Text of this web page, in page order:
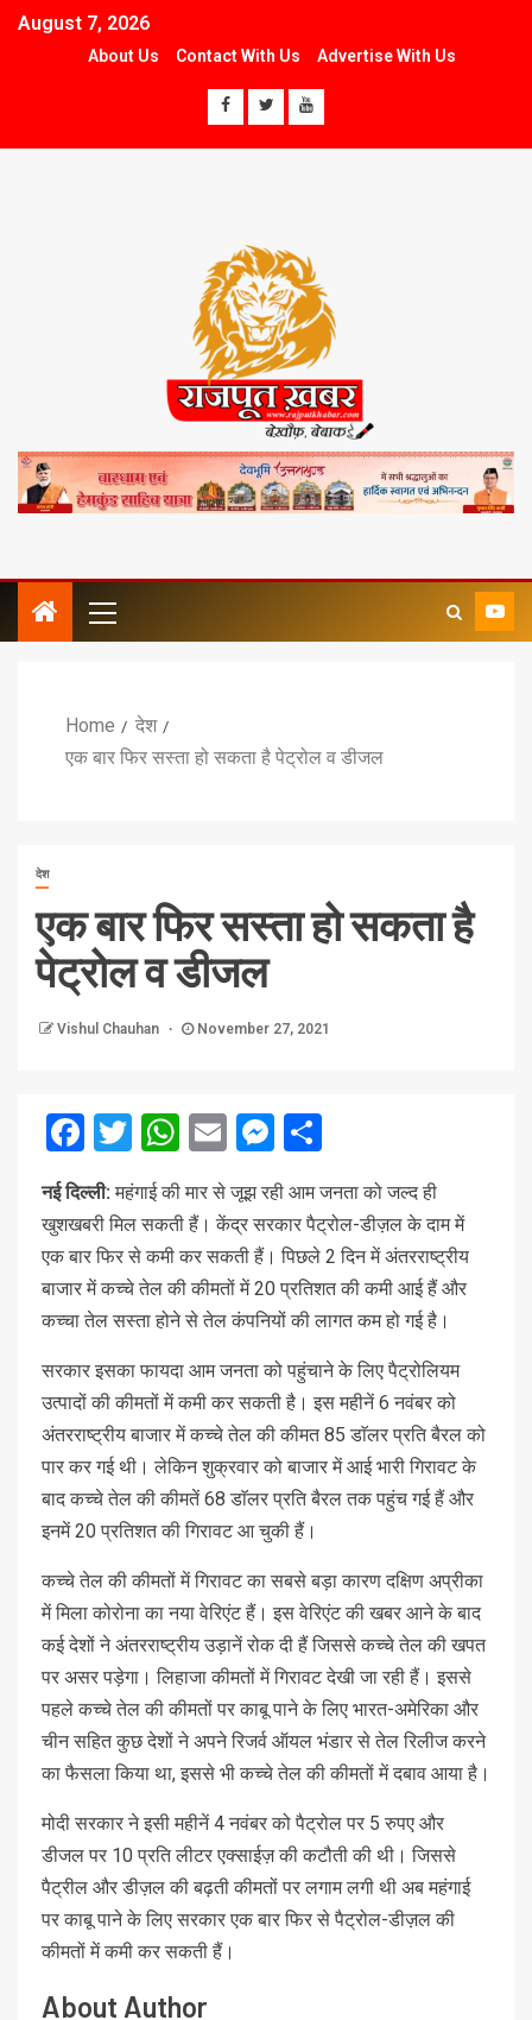
August 7, 2026
About Us Contact With Us Advertise With Us
Home
देश
एक बार फिर सस्ता हो सकता है पेट्रोल व डीजल
देश
एक बार फिर सस्ता हो सकता है
पेट्रोल व डीजल
Vishul Chauhan November 27, 2021
Facebook
Twitter
WhatsApp
EmailMessenger
नई दिल्ली: महंगाई की मार से जूझ रही आम जनता को जल्द ही
खुशखबरी मिल सकती हैं। केंद्र सरकार पैट्रोल-डीज़ल के दाम में
एक बार फिर से कमी कर सकती हैं। पिछले 2 दिन में अंतरराष्ट्रीय
बाजार में कच्चे तेल की कीमतों में 20 प्रतिशत की कमी आई हैं और
कच्चा तेल सस्ता होने से तेल कंपनियों की लागत कम हो गई है।
सरकार इसका फायदा आम जनता को पहुंचाने के लिए पैट्रोलियम
उत्पादों की कीमतों में कमी कर सकती है। इस महीनें 6 नवंबर को
अंतरराष्ट्रीय बाजार में कच्चे तेल की कीमत 85 डाॅलर प्रति बैरल को
पार कर गई थी। लेकिन शुक्रवार को बाजार में आई भारी गिरावट के
बाद कच्चे तेल की कीमतें 68 डाॅलर प्रति बैरल तक पहुंच गई हैं और
इनमें 20 प्रतिशत की गिरावट आ चुकी हैं।
कच्चे तेल की कीमतों में गिरावट का सबसे बड़ा कारण दक्षिण अप्रीका
में मिला कोरोना का नया वेरिएंट हैं। इस वेरिएंट की खबर आने के बाद
कई देशों ने अंतरराष्ट्रीय उड़ानें रोक दी हैं जिससे कच्चे तेल की खपत
पर असर पड़ेगा। लिहाजा कीमतों में गिरावट देखी जा रही हैं। इससे
पहले कच्चे तेल की कीमतों पर काबू पाने के लिए भारत-अमेरिका और
चीन सहित कुछ देशों ने अपने रिजर्व ऑयल भंडार से तेल रिलीज करने
का फैसला किया था, इससे भी कच्चे तेल की कीमतों में दबाव आया है।
मोदी सरकार ने इसी महीनें 4 नवंबर को पैट्रोल पर 5 रुपए और
डीजल पर 10 प्रति लीटर एक्साईज़ की कटौती की थी। जिससे
पैट्रील और डीज़ल की बढ़ती कीमतों पर लगाम लगी थी अब महंगाई
पर काबू पाने के लिए सरकार एक बार फिर से पैट्रोल-डीज़ल की
कीमतों में कमी कर सकती हैं।
About Author